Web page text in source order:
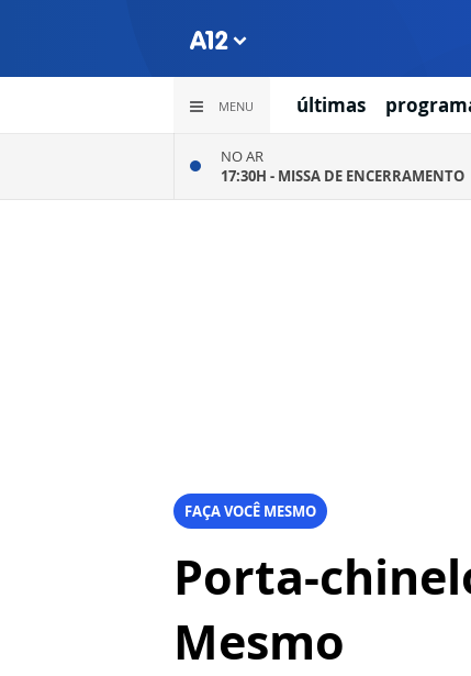
MENU últimas
NO AR
17:30H - MISSA DE ENCERRAMENTO
FAÇA VOCÊ MESMO
Porta-
Mesmo